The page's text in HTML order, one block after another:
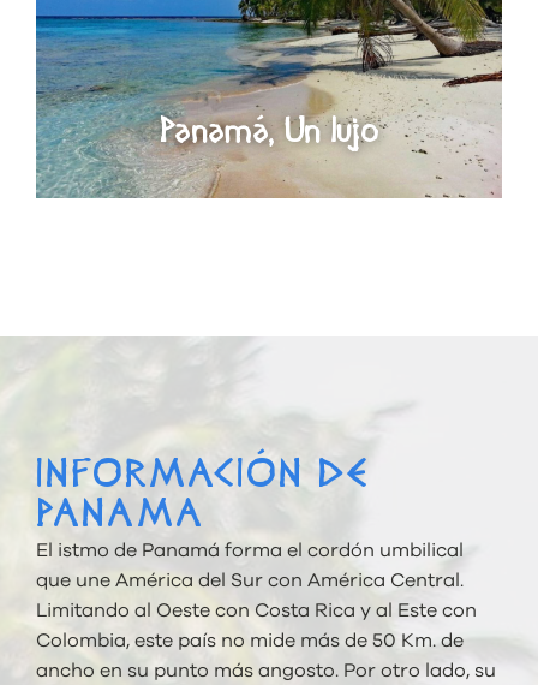
Panamá, Un lujo
INFORMACIÓN DE
PANAMA
El istmo de Panamá forma el cordón umbilical
que une América del Sur con América Central.
Limitando al Oeste con Costa Rica y al Este con
Colombia, este país no mide más de 50 Km. de
ancho en su punto más angosto. Por otro lado, su